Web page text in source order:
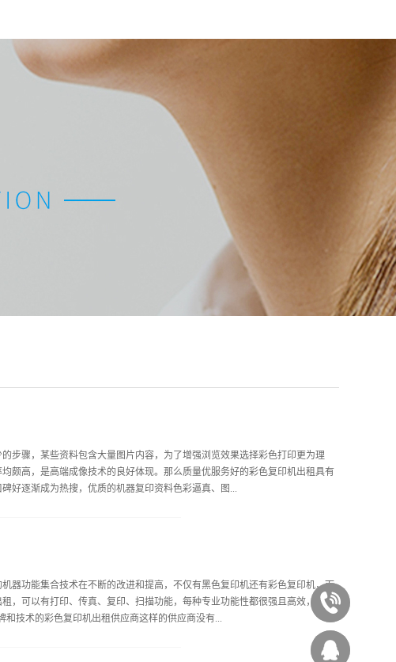
步骤，某些资料包含大量图片内容，为了增强浏览效果选择彩色打印更为理
颇高，是高端成像技术的良好体现。那么质量优服务好的彩色复印机出租具有
好逐渐成为热搜，优质的机器复印资料色彩逼真、图...
不能与之相比。二、维护成本较低售后服务好的彩色复印机出租令使用者大加
及时联系售后进行维保，遇到各类疑问均能及时获得解答。油墨分布均匀，色
会影响企业正常使用。三、提升工作效率彩色复印机出租让企业办事更高效，
复印任务给予员工很大便利。其运作时噪音较低不干扰办公室员工工作，减少
块清楚，触摸操控方便精确，不存在错漏页码的弊端，复印内容排版齐整。彩
器功能集合技术在不断的改进和提高，不仅有黑色复印机还有彩色复印机，而
，可以有打印、传真、复印、扫描功能，每种专业功能性都很强且高效，那么
技术的彩色复印机出租供应商这样的供应商没有...
020-
87545929
西